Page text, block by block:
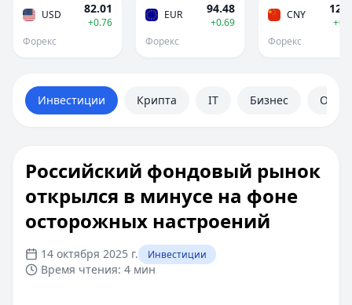
USD 82.01
+0.76
Форекс
EUR 94.48
+0.69
Форекс
CNY
Форекс
Инвестиции Крипта IT Бизнес
Российский фондовый рынок
открылся в минусе на фоне
осторожных настроений
14 октября 2025 г. Инвестиции
Время чтения: 4 мин